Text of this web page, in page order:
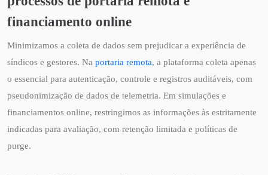
financiamento online
Minimizamos a coleta de dados sem prejudicar a experiência de
síndicos e gestores. Na portaria remota, a plataforma coleta apenas
o essencial para autenticação, controle e registros auditáveis, com
pseudonimização de dados de telemetria. Em simulações e
financiamentos online, restringimos as informações às estritamente
indicadas para avaliação, com retenção limitada e políticas de
purge.